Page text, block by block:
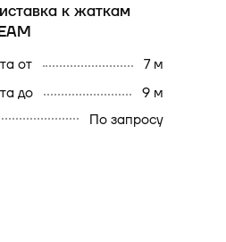
к жаткам
от
7 м
до
9 м
По запросу